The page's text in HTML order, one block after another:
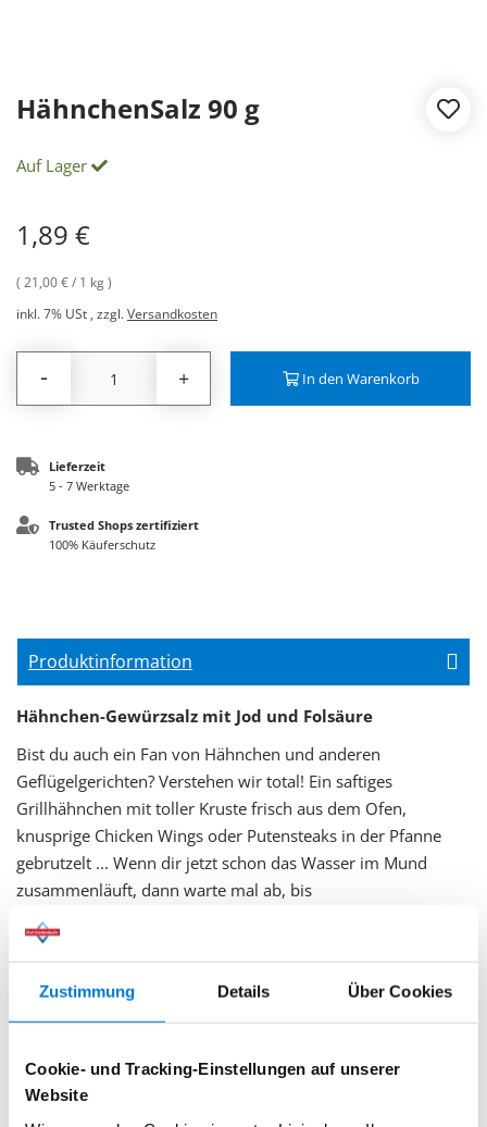
Zustimmung Details Über Cookies
Cookie- und Tracking-Einstellungen auf unserer
Website
HähnchenSalz 90 g
Auf Lager
1,89 €
inkl. 7% USt , zzgl.Versandkosten
21,00 €/ 1 kg
- + In den Warenkorb
Lieferzeit
5 - 7 Werktage
Trusted Shops zertifiziert
100% Käuferschutz
Produktinformation
Hähnchen-Gewürzsalz mit Jod und Folsäure
Bist du auch ein Fan von Hähnchen und anderen
Geflügelgerichten? Verstehen wir total! Ein saftiges
Grillhähnchen mit toller Kruste frisch aus dem Ofen,
knusprige Chicken Wings oder Putensteaks in der Pfanne
gebrutzelt ... Wenn dir jetzt schon das Wasser im Mund
zusammenläuft, dann warte mal ab, bis
du unser HähnchenSalz gekostet hast. Mit Bockshornklee,
Kurkuma und Paprika macht die herzhaft leckere Mischung
anderes Geflügel – ein echtes Highlight.
Das HähnchenSalz ist ohne Geschmacksverstärker,
glutenfrei und auch für die vegetarische und vegane Küche
geeignet.